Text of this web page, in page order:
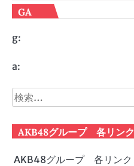
GA
g:
a:
検
索:
AKB48グループ 各リンク
AKB48グループ 各リンク